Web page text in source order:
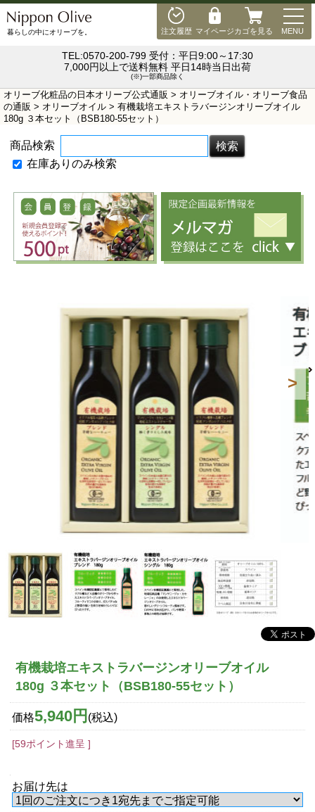
注文履歴 マイページカゴを見る MENU
暮らしの中にオリーブを。
TEL:0570-200-799 受付：平日9:00～17:30
7,000円以上で送料無料 平日14時当日出荷
(※)一部商品除く
オリーブ化粧品の日本オリーブ公式通販 > オリーブオイル・オリーブ食品
の通販 > オリーブオイル > 有機栽培エキストラバージンオリーブオイル
180g ３本セット（BSB180-55セット）
商品検索
在庫ありのみ検索
有機栽培エキストラバージンオリーブオイル
180g ３本セット（BSB180-55セット）
価格5,940円 (税込)
[59ポイント進呈 ]
お届け先は